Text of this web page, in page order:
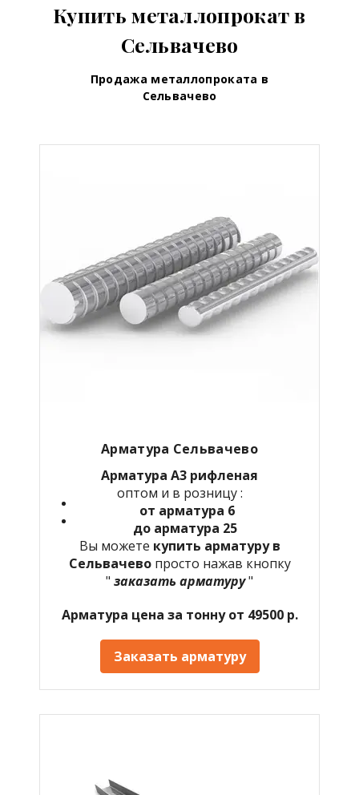
Купить металлопрокат в
Сельвачево
Продажа металлопроката в
Сельвачево
Арматура Сельвачево
Арматура А3 рифленая
оптом и в розницу :
от арматура 6
до арматура 25
Вы можете купить арматуру в
Сельвачево просто нажав кнопку
" заказать арматуру"
Арматура цена за тонну от 49500 р.
Заказать арматуру